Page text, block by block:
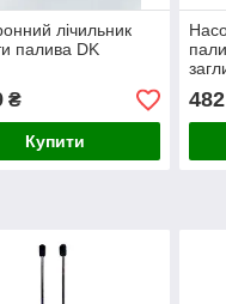
лічильник
палива DK
₴
Купити
DK
482